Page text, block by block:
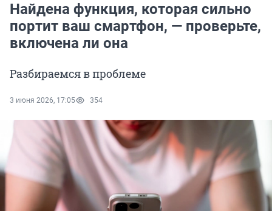
Найдена функция, которая сильно
портит ваш смартфон, — проверьте,
включена ли она
Разбираемся в проблеме
3 июня 2026, 17:05 354